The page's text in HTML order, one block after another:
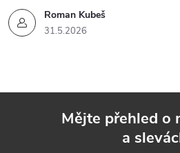
Roman Kubeš
31.5.2026
Mějte přehled o
a